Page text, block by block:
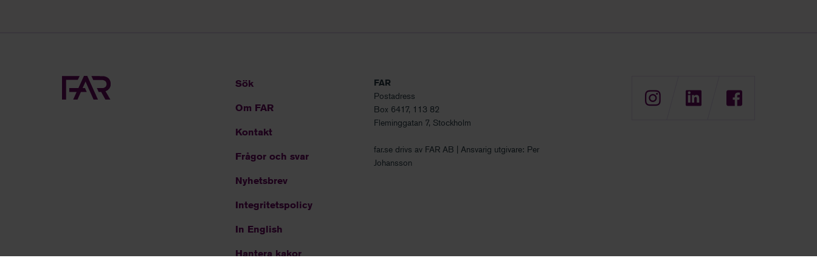
Sök
Om FAR
Kontakt
Frågor och svar
Nyhetsbrev
Integritetspolicy
In English
Hantera kakor
FAR
Postadress
Box 6417, 113 82
Fleminggatan 7, Stockholm
far.se drivs av FAR AB | Ansvarig utgivare: Per
Johansson